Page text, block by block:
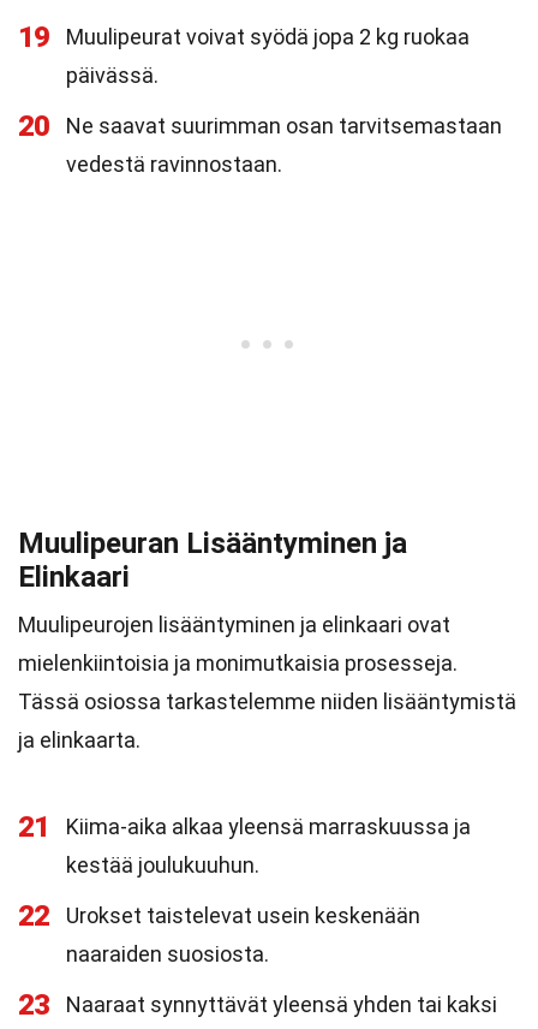
19
Muulipeurat voivat syödä jopa 2 kg ruokaa
päivässä.
20
Ne saavat suurimman osan tarvitsemastaan
vedestä ravinnostaan.
Muulipeuran Lisääntyminen ja
Elinkaari
Muulipeurojen lisääntyminen ja elinkaari ovat
mielenkiintoisia ja monimutkaisia prosesseja.
Tässä osiossa tarkastelemme niiden lisääntymistä
ja elinkaarta.
21
Kiima-aika alkaa yleensä marraskuussa ja
kestää joulukuuhun.
22
Urokset taistelevat usein keskenään
naaraiden suosiosta.
23
Naaraat synnyttävät yleensä yhden tai kaksi